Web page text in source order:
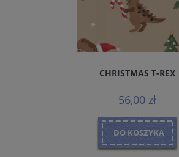
CHRISTMAS T-REX
56,00 zł
DO KOSZYKA